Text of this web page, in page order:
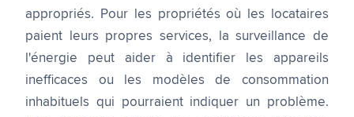
appropriés. Pour les propriétés où les locataires
paient leurs propres services, la surveillance de
l'énergie peut aider à identifier les appareils
inefficaces ou les modèles de consommation
inhabituels qui pourraient indiquer un problème.